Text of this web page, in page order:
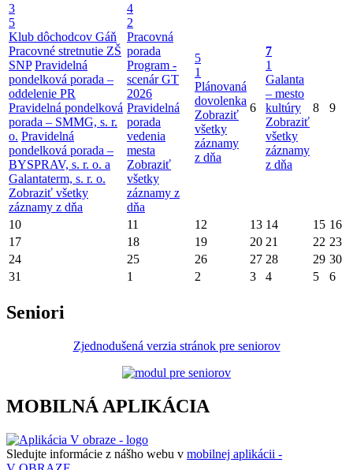
3
5
Klub dôchodcov Gáň
Pracovné stretnutie ZŠ
SNP Pravidelná
pondelková porada –
oddelenie PR
Pravidelná pondelková
porada – SMMG, s. r.
o. Pravidelná
pondelková porada –
BYSPRAV, s. r. o. a
Galantaterm, s. r. o.
Zobraziť všetky
záznamy z dňa
4
2
Pracovná
porada
Program -
scenár GT
2026
Pravidelná
porada
vedenia
mesta
Zobraziť
všetky
záznamy z
dňa
5
1
Plánovaná
dovolenka
Zobraziť
všetky
záznamy
z dňa
6
7
1
Galanta
– mesto
kultúry
Zobraziť
všetky
záznamy
z dňa
8 9
10 11 12 13 14 15 16
17
18 19 20 21 22 23
24
25 26 27 28 29 30
31
1 2 3 4 5 6
Seniori
Zjednodušená verzia stránok pre seniorov
MOBILNÁ APLIKÁCIA
Sledujte informácie z nášho webu v mobilnej aplikácii -